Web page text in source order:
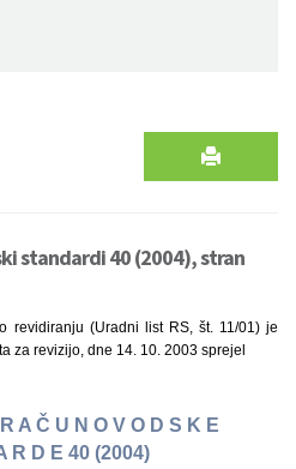
standardi 40 (2004), stran
revidiranju (Uradni list RS, št. 11/01) je
za revizijo, dne 14. 10. 2003 sprejel
A Č U N O V O D S K E
R D E 40 (2004)